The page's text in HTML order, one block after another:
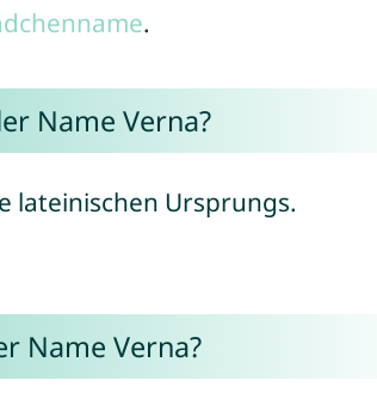
.
Name Verna?
lateinischen Ursprungs.
Name Verna?